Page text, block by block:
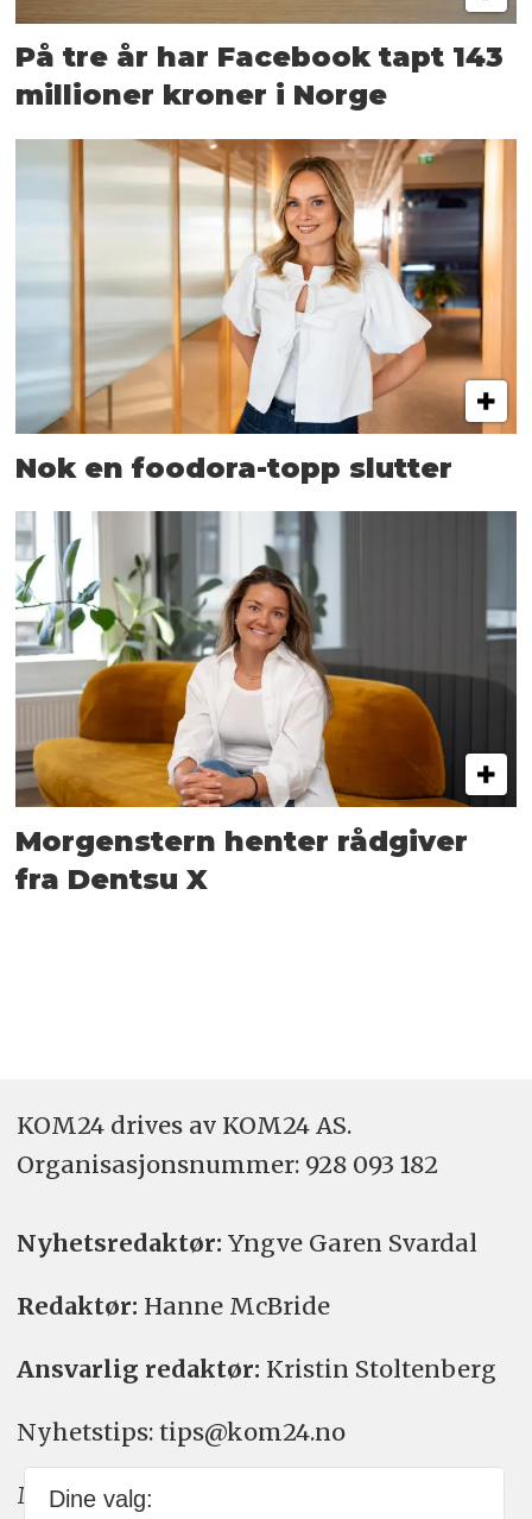
På tre år har Facebook tapt 143
millioner kroner i Norge
Nok en foodora-topp slutter
Morgenstern henter rådgiver
fra Dentsu X
KOM24 drives av KOM24 AS.
Organisasjons­nummer: 928 093 182
Nyhetsredaktør: Yngve Garen Svardal
Redaktør: Hanne McBride
Ansvarlig redaktør: Kristin Stoltenberg
Nyhetstips: tips@kom24.no
Meninger: meninger@kom24.no
Dine valg: